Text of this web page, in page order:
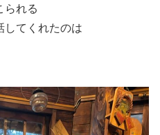
られる
してくれたのは